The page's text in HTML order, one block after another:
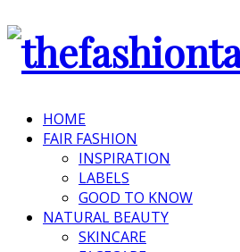
HOME
FAIR FASHION
INSPIRATION
LABELS
GOOD TO KNOW
NATURAL BEAUTY
SKINCARE